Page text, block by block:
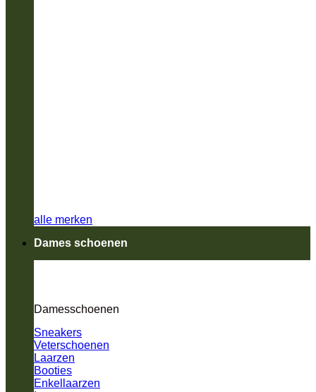
alle merken
Dames schoenen
Damesschoenen
Sneakers
Veterschoenen
Laarzen
Booties
Enkellaarzen